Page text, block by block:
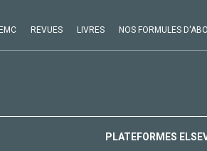
REVUES LIVRES NOS FORMULES
PLATEFORMES